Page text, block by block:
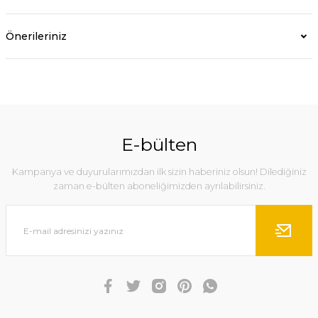
Önerileriniz
E-bülten
Kampanya ve duyurularımızdan ilk sizin haberiniz olsun! Dilediğiniz
zaman e-bülten aboneliğimizden ayrılabilirsiniz.